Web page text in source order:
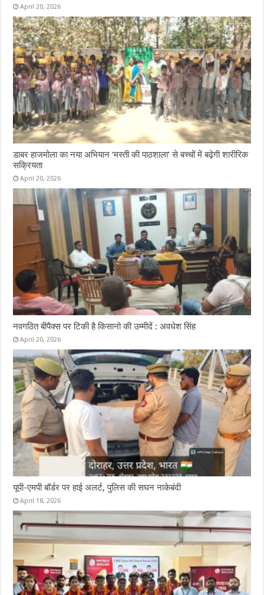
April 20, 2026
डाबर हाजमोला का नया अभियान ‘मस्ती की पाठशाला’ से बच्चों में बढ़ेगी शारीरिक
सक्रियता
April 20, 2026
नवगठित बीपैक्स पर टिकी है किसानो की उम्मीदें : अवधेश सिंह
April 20, 2026
यूपी-एमपी बॉर्डर पर हाई अलर्ट, पुलिस की सघन नाकेबंदी
April 18, 2026